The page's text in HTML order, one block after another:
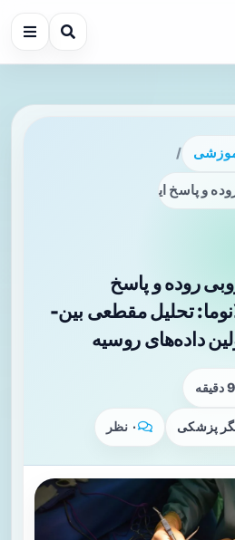
/
و پاسخ ایمنوتراپی در ملانوما:
روده و پاسخ
تحلیل مقطعی بین-
داده‌های روسیه
9 دقیقه
پزشکی ۰ نظر